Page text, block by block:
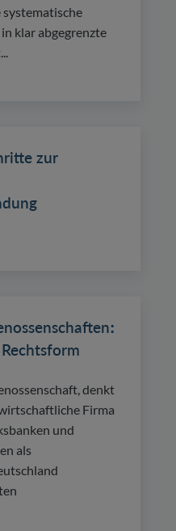
klar abgegrenzte
zur
denkt
Firma
und
als